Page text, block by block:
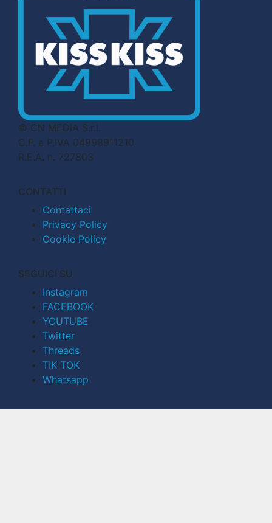
© CN MEDIA S.r.l.
C.F. e P.IVA 04998911210
R.E.A. n. 727803
CONTATTI
Contattaci
Privacy Policy
Cookie Policy
SEGUICI SU
Instagram
FACEBOOK
YOUTUBE
Twitter
Threads
TIK TOK
Whatsapp